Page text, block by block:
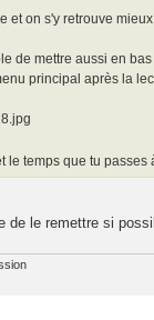
et on s'y retrouve mieux.
de mettre aussi en
principal après la
le temps que tu
de le remettre si